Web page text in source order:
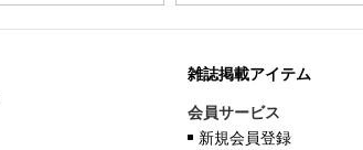
雑誌掲載アイテム
会員サービス
新規会員登録